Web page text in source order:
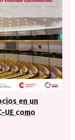
en un
UE como